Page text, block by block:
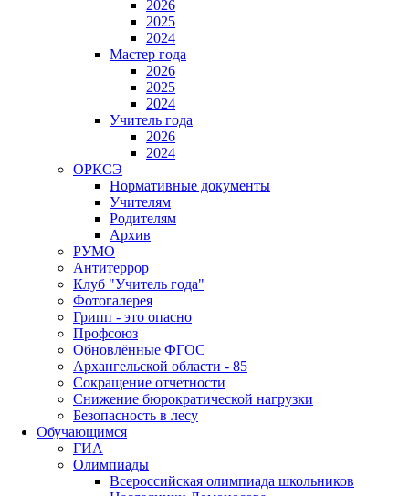
2026
2025
2024
Мастер года
2026
2025
2024
Учитель года
2026
2024
ОРКСЭ
Нормативные документы
Учителям
Родителям
Архив
РУМО
Антитеррор
Клуб "Учитель года"
Фотогалерея
Грипп - это опасно
Профсоюз
Обновлённые ФГОС
Архангельской области - 85
Сокращение отчетности
Снижение бюрократической нагрузки
Безопасность в лесу
Обучающимся
ГИА
Олимпиады
Всероссийская олимпиада школьников